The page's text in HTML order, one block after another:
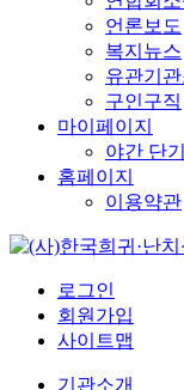
언론보도
복지뉴스
유관기
구인구직
마이페이지
야간 단
홈페이지
이용약관
로그인
회원가입
사이트맵
기관소개